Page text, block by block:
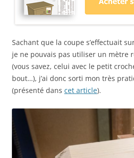
Sachant que la coupe s’effectuait
je ne pouvais pas utiliser un mètre
(vous savez, celui avec le petit
bout…), j’ai donc sorti mon très
(présenté dans cet article).